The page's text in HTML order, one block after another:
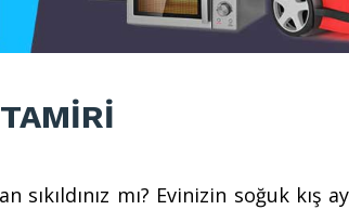
sıkıldınız mı? Evinizin soğuk kış